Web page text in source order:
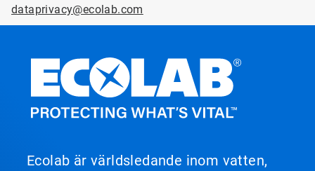
dataprivacy@ecolab.com
Ecolab är världsledande inom vatten,